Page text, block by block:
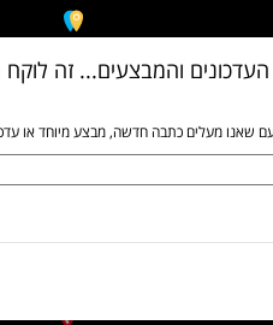
והמבצעים... זה
שאנו מעלים כתבה חדשה, מבצע מיוחד או